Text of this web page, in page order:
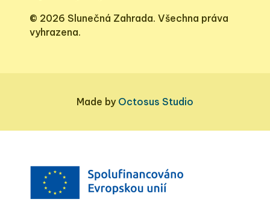
© 2026 Slunečná Zahrada. Všechna práva
vyhrazena.
Made by Octosus Studio